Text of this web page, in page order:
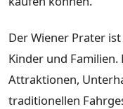
Der Wiener Prater
Kinder und
Attraktionen,
traditionellen